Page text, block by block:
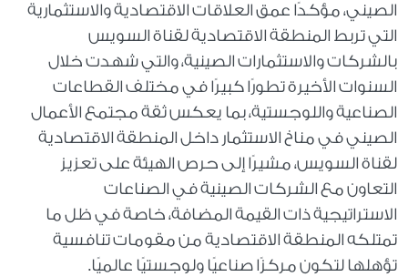
الصيني، مؤكدًا عمق العلاقات الاقتصادية والاستثمارية
التي تربط المنطقة الاقتصادية لقناة السويس
بالشركات والاستثمارات الصينية، والتي شهدت خلال
السنوات الأخيرة تطورًا كبيرًا في مختلف القطاعات
الصناعية واللوجستية، بما يعكس ثقة مجتمع الأعمال
الصيني في مناخ الاستثمار داخل المنطقة الاقتصادية
لقناة السويس، مشيرًا إلى حرص الهيئة على تعزيز
التعاون مع الشركات الصينية في الصناعات
الاستراتيجية ذات القيمة المضافة، خاصة في ظل ما
تمتلكه المنطقة الاقتصادية من مقومات تنافسية
تؤهلها لتكون مركزًا صناعيًا ولوجستيًا عالميًا.